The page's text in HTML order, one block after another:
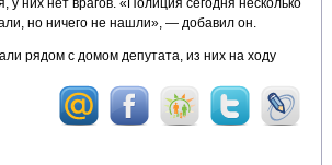
но ничего не нашли», — добавил он.
рядом с домом депутата, из них на ходу